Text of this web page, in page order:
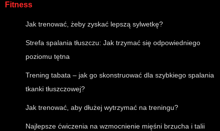
Fitness
Jak trenować, żeby zyskać lepszą sylwetkę?
Strefa spalania tłuszczu: Jak trzymać się odpowiedniego
poziomu tętna
Trening tabata – jak go skonstruować dla szybkiego spalania
tkanki tłuszczowej?
Jak trenować, aby dłużej wytrzymać na treningu?
Najlepsze ćwiczenia na wzmocnienie mięśni brzucha i talii